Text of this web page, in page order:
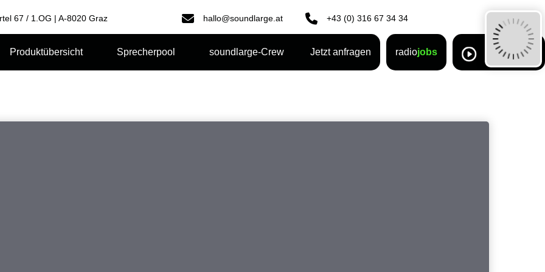
67 / 1.OG | A-8020 Graz hallo@soundlarge.at +43 (0) 316 67 34 34
Produktübersicht Sprecherpool soundlarge-Crew Jetzt anfragen radiojobs